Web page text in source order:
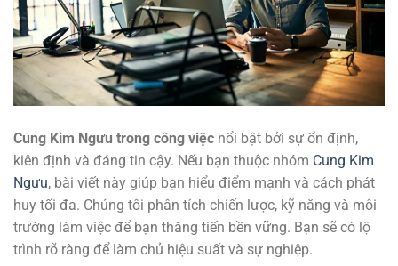
Cung Kim Ngưu trong công việc nổi bật bởi sự ổn định,
kiên định và đáng tin cậy. Nếu bạn thuộc nhóm Cung Kim
Ngưu, bài viết này giúp bạn hiểu điểm mạnh và cách phát
huy tối đa. Chúng tôi phân tích chiến lược, kỹ năng và môi
trường làm việc để bạn thăng tiến bền vững. Bạn sẽ có lộ
trình rõ ràng để làm chủ hiệu suất và sự nghiệp.